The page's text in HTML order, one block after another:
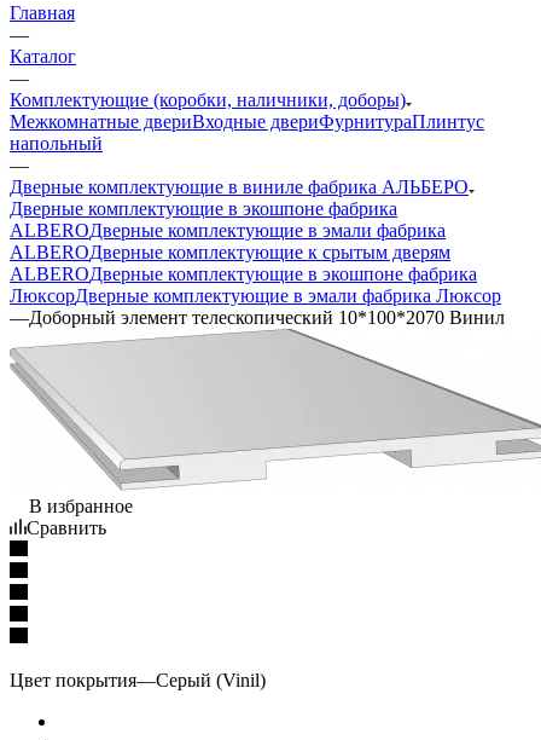
Главная
—
Каталог
—
Комплектующие (коробки, наличники, доборы)
Межкомнатные двериВходные двериФурнитураПлинтус
напольный
—
Дверные комплектующие в виниле фабрика АЛЬБЕРО
Дверные комплектующие в экошпоне фабрика
ALBEROДверные комплектующие в эмали фабрика
ALBEROДверные комплектующие к срытым дверям
ALBEROДверные комплектующие в экошпоне фабрика
ЛюксорДверные комплектующие в эмали фабрика Люксор
—Доборный элемент телескопический 10*100*2070 Винил
В избранное
Сравнить
Цвет покрытия—Серый (Vinil)